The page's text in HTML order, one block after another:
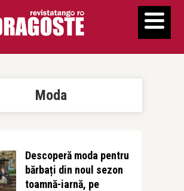
Moda
Descoperă moda pentru
bărbați din noul sezon
toamnă-iarnă, pe